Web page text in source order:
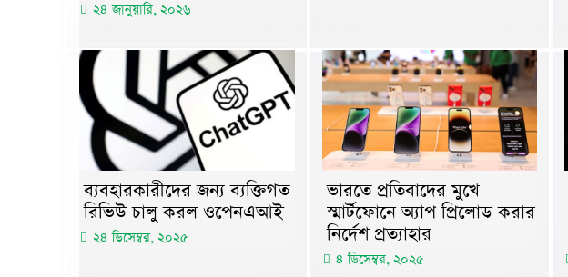
২৪ জানুয়ারি, ২০২৬
ব্যবহারকারীদের জন্য ব্যক্তিগত
রিভিউ চালু করল ওপেনএআই
২৪ ডিসেম্বর, ২০২৫
ভারতে প্রতিবাদের মুখে
স্মার্টফোনে অ্যাপ প্রিলোড করার
নির্দেশ প্রত্যাহার
৪ ডিসেম্বর, ২০২৫